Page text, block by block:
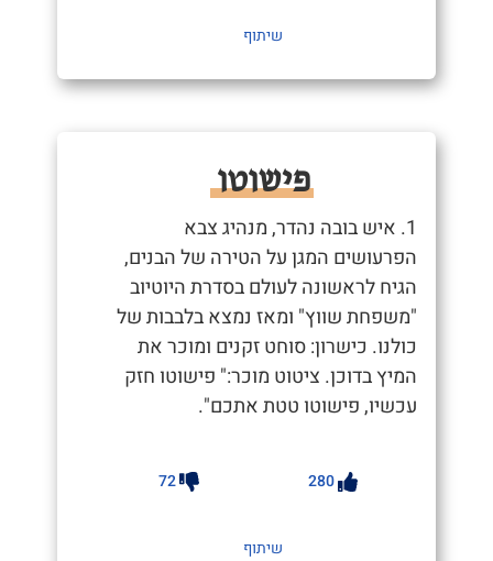
שיתוף
פישוטו
1. איש בובה נהדר, מנהיג צבא
הפרעושים המגן על הטירה של הבנים,
הגיח לראשונה לעולם בסדרת היוטיוב
"משפחת שווץ" ומאז נמצא בלבבות של
כולנו. כישרון: סוחט זקנים ומוכר את
המיץ בדוכן. ציטוט מוכר:" פישוטו חזק
עכשיו, פישוטו טטת אתכם".
280
72
שיתוף